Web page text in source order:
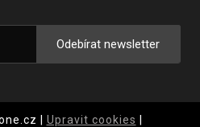
Odebírat newsletter
| Upravit cookies